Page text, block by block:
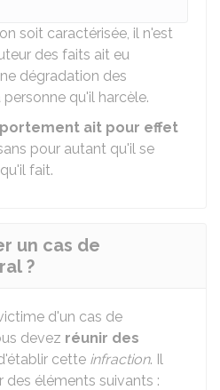
soit caractérisée, il n'est
des faits ait eu
dégradation des
qu'il harcèle.
ait pour effet
pour autant qu'il se
fait.
un cas de
?
d'un cas de
devez réunir des
cette infraction. Il
éléments suivants :